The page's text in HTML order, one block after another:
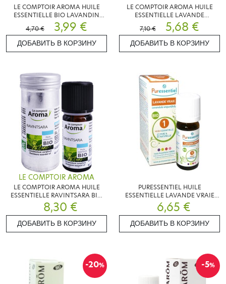
LE COMPTOIR AROMA HUILE
ESSENTIELLE BIO LAVANDIN
SUPER 10ML
4,70 € 3,99 €
ДОБАВИТЬ В КОРЗИНУ
LE COMPTOIR AROMA HUILE
ESSENTIELLE LAVANDE
OFFICINALE BIO 10ML
7,10 € 5,68 €
ДОБАВИТЬ В КОРЗИНУ
LE COMPTOIR AROMA
LE COMPTOIR AROMA HUILE
ESSENTIELLE RAVINTSARA BIO
10ML
8,30 €
ДОБАВИТЬ В КОРЗИНУ
PURESSENTIEL HUILE
ESSENTIELLE LAVANDE VRAIE
5ML
6,65 €
ДОБАВИТЬ В КОРЗИНУ
-20% -5%